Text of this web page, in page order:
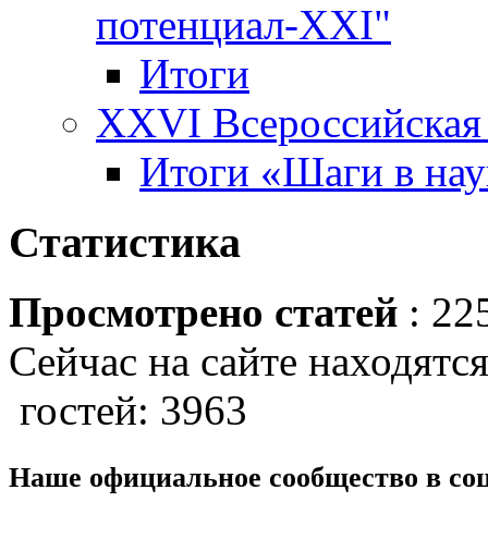
потенциал-XXI"
Итоги
XXVI
Итоги «Шаги в
Статистика
Просмотрено статей :
Сейчас на сайте
гостей: 3963
Наше официальное сообщество в